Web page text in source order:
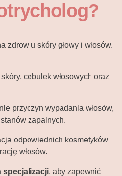
zdrowiu skóry głowy i włosów.
cebulek włosowych oraz
przyczyn wypadania włosów,
zapalnych.
odpowiednich kosmetyków
włosów.
specjalizacji, aby zapewnić